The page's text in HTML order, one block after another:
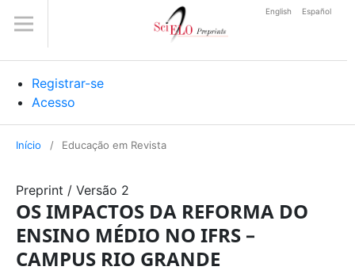
Registrar-se
Acesso
English Español
Início / Educação em Revista
Preprint / Versão 2
OS IMPACTOS DA REFORMA DO
ENSINO MÉDIO NO IFRS –
CAMPUS RIO GRANDE